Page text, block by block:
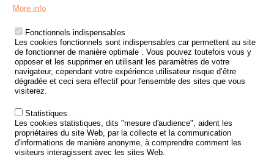
Menu
Footer
LES SITES PUBLICS
ÉTAT DE L’INSÉCURITÉ ROUTIÈRE
TRAITEMENT DES DONNÉES PERSONNELLES DES ACCIDENTS DE
LA ROUTE
ETUDES ET RECHERCHES
APPEL À PROJETS
POLITIQUE DE SÉCURITÉ ROUTIÈRE
Outils
AGENDA
More info
Fonctionnels indispensables
Les cookies fonctionnels sont indispensables car permettent au site
de fonctionner de manière optimale . Vous pouvez toutefois vous y
opposer et les supprimer en utilisant les paramètres de votre
navigateur, cependant votre expérience utilisateur risque d’être
dégradée et ceci sera effectif pour l'ensemble des sites que vous
visiterez.
Statistiques
Les cookies statistiques, dits "mesure d'audience", aident les
propriétaires du site Web, par la collecte et la communication
d'informations de manière anonyme, à comprendre comment les
visiteurs interagissent avec les sites Web.